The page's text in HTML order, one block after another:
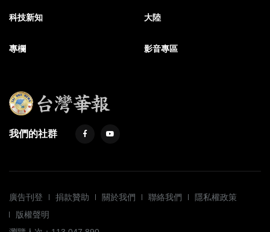
科技新知 大陸
專欄 影音專區
我們的社群
廣告刊登 捐款贊助 關於我們 聯絡我們
隱私權政策
版權聲明